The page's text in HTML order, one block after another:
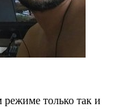
только так и